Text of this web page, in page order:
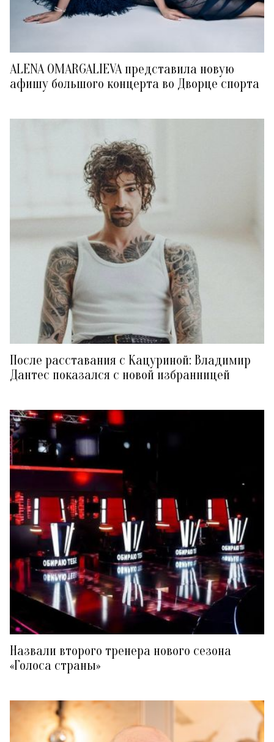
ALENA OMARGALIEVA представила новую
афишу большого концерта во Дворце спорта
После расставания с Кацуриной: Владимир
Дантес показался с новой избранницей
Назвали второго тренера нового сезона
«Голоса страны»